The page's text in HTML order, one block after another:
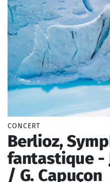
CONCERT
Berlioz,
fantastique -
/ G. Capuçon